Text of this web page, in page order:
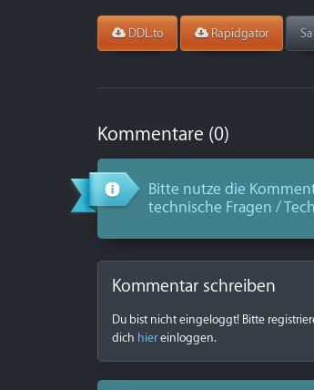
DDL.to Rapidgator
Kommentare (0)
Bitte nutze die
technische Fragen /
Kommentar schreiben
Du bist nicht eingeloggt! Bitte
dich hiereinloggen.